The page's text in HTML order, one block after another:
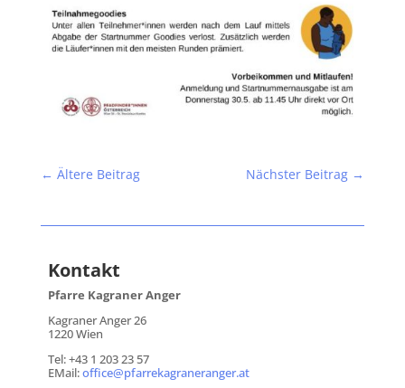
← Ältere Beitrag Nächster Beitrag →
Kontakt
Pfarre Kagraner Anger
Kagraner Anger 26
1220 Wien
Tel: +43 1 203 23 57
EMail:office@pfarrekagraneranger.at